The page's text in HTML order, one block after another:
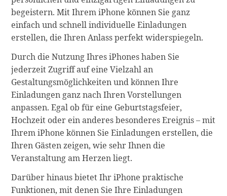
begeistern. Mit Ihrem iPhone können Sie ganz
einfach und schnell individuelle Einladungen
erstellen, die Ihren Anlass perfekt widerspiegeln.
Durch die Nutzung Ihres iPhones haben Sie
jederzeit Zugriff auf eine Vielzahl an
Gestaltungsmöglichkeiten und können Ihre
Einladungen ganz nach Ihren Vorstellungen
anpassen. Egal ob für eine Geburtstagsfeier,
Hochzeit oder ein anderes besonderes Ereignis – mit
Ihrem iPhone können Sie Einladungen erstellen, die
Ihren Gästen zeigen, wie sehr Ihnen die
Veranstaltung am Herzen liegt.
Darüber hinaus bietet Ihr iPhone praktische
Funktionen, mit denen Sie Ihre Einladungen